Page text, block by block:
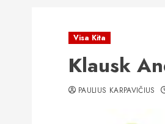
Visa Kita
Klausk
PAULIUS KARPAVIČIUS